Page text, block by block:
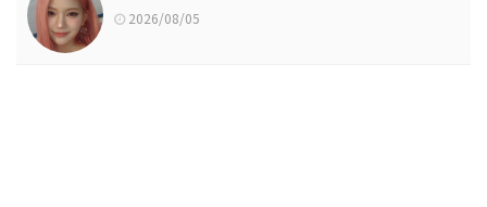
2026/08/05